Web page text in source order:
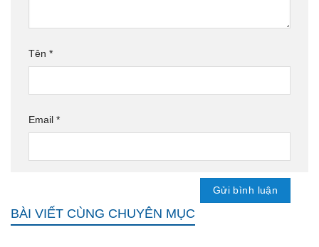
Tên *
Email *
BÀI VIẾT CÙNG CHUYÊN MỤC